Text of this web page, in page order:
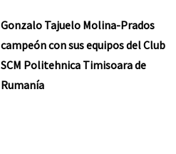
Gonzalo Tajuelo Molina-Prados
campeón con sus equipos del Club
SCM Politehnica Timisoara de
Rumanía